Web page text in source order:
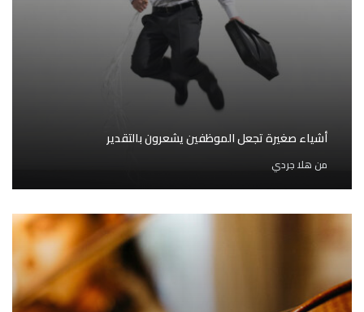
أشياء صغيرة تجعل الموظفين يشعرون بالتقدير
من هلا جردي